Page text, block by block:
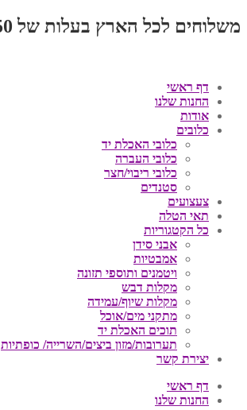
משלוחים לכל הארץ בעלות של 50 ש"ח בלבד!
דף ראשי
החנות שלנו
אודות
כלובים
כלובי האכלת יד
כלובי העברה
כלובי ריבוי/חצר
סטנדים
צעצועים
תאי הטלה
כל הקטגוריות
אבני סידן
אמבטיות
ויטמנים ותוספי תזונה
מקלות דבש
מקלות שיוף/עמידה
מתקני מים/אוכל
תוכים האכלת יד
תערובות/מזון ביצים/השרייה/ כופתיות
יצירת קשר
דף ראשי
החנות שלנו